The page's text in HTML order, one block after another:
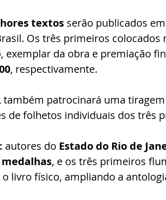
textos serão publicados
Os três primeiros colocados
exemplar da obra e premiação
, respectivamente.
também patrocinará uma
de folhetos individuais dos três
autores do Estado do Rio de
medalhas, e os três primeiros
livro físico, ampliando a